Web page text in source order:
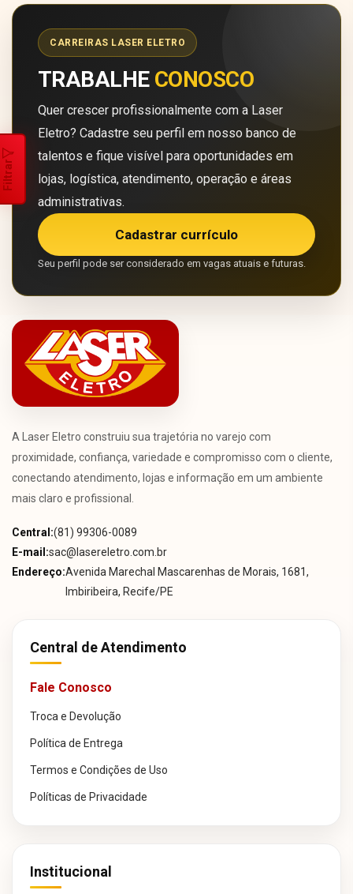
Filtrar
CARREIRAS LASER ELETRO
TRABALHE CONOSCO
Quer crescer profissionalmente com a Laser
Eletro? Cadastre seu perfil em nosso banco de
talentos e fique visível para oportunidades em
lojas, logística, atendimento, operação e áreas
administrativas.
Cadastrar currículo
Seu perfil pode ser considerado em vagas atuais e futuras.
A Laser Eletro construiu sua trajetória no varejo com
proximidade, confiança, variedade e compromisso com o cliente,
conectando atendimento, lojas e informação em um ambiente
mais claro e profissional.
Central:(81) 99306-0089
E-mail:sac@lasereletro.com.br
Endereço:Avenida Marechal Mascarenhas de Morais, 1681,
Imbiribeira, Recife/PE
Central de Atendimento
Fale Conosco
Troca e Devolução
Política de Entrega
Termos e Condições de Uso
Políticas de Privacidade
Institucional